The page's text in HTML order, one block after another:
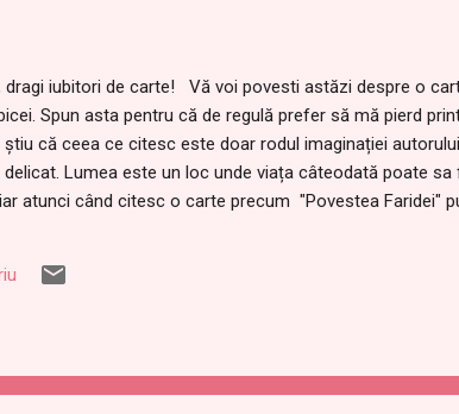
dragi iubitori de carte! Vă voi povesti astăzi despre o
Spun asta pentru că de regulă prefer să mă pierd
că ceea ce citesc este doar rodul imaginației
Lumea este un loc unde viața câteodată poate
atunci când citesc o carte precum "Povestea Faridei"
ajutorul jurnalistei Andrea C. Hoffman care a cules
mai bine cât de greu le este oamenilor care trăiesc în